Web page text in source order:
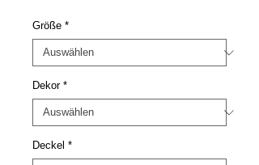
Größe *
Dekor *
Deckel *